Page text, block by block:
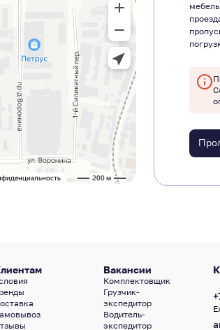
Вакансии
Комплектовщик
Грузчик-
экспедитор
Водитель-
экспедитор